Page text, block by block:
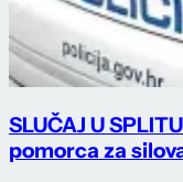
SLUČAJ U
pomorca za